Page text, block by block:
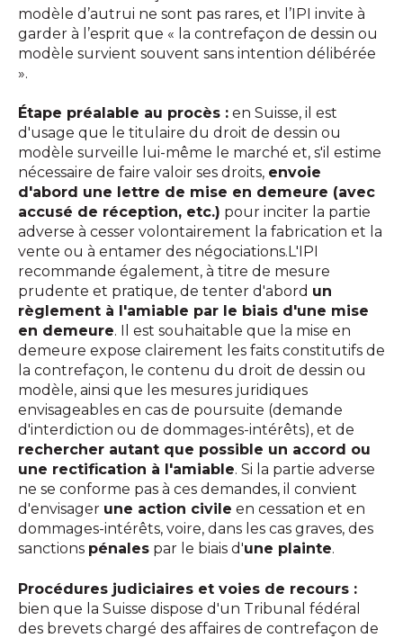
modèle d’autrui ne sont pas rares, et l’IPI invite à
garder à l’esprit que « la contrefaçon de dessin ou
modèle survient souvent sans intention délibérée
».
Étape préalable au procès : en Suisse, il est
d'usage que le titulaire du droit de dessin ou
modèle surveille lui-même le marché et, s'il estime
nécessaire de faire valoir ses droits, envoie
d'abord une lettre de mise en demeure (avec
accusé de réception, etc.) pour inciter la partie
adverse à cesser volontairement la fabrication et la
vente ou à entamer des négociations.L'IPI
recommande également, à titre de mesure
prudente et pratique, de tenter d'abord un
règlement à l'amiable par le biais d'une mise
en demeure. Il est souhaitable que la mise en
demeure expose clairement les faits constitutifs de
la contrefaçon, le contenu du droit de dessin ou
modèle, ainsi que les mesures juridiques
envisageables en cas de poursuite (demande
d'interdiction ou de dommages-intérêts), et de
rechercher autant que possible un accord ou
une rectification à l'amiable. Si la partie adverse
ne se conforme pas à ces demandes, il convient
d'envisager une action civile en cessation et en
dommages-intérêts, voire, dans les cas graves, des
sanctions pénales par le biais d'une plainte.
Procédures judiciaires et voies de recours :
bien que la Suisse dispose d'un Tribunal fédéral
des brevets chargé des affaires de contrefaçon de